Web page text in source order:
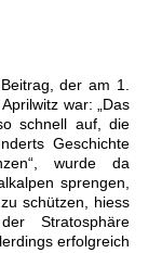
der am 1.
war: „Das
schnell auf, die
Geschichte
wurde da
sprengen,
schützen, hiess
Stratosphäre
erfolgreich